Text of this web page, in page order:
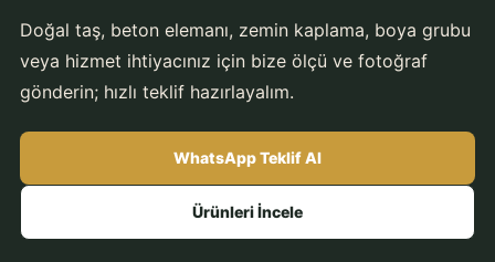
Doğal taş, beton elemanı, zemin kaplama, boya grubu
veya hizmet ihtiyacınız için bize ölçü ve fotoğraf
gönderin; hızlı teklif hazırlayalım.
WhatsApp Teklif Al
Ürünleri İncele